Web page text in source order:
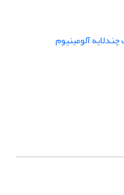
آلومینیوم